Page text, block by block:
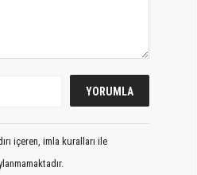
içeren, imla kuralları ile